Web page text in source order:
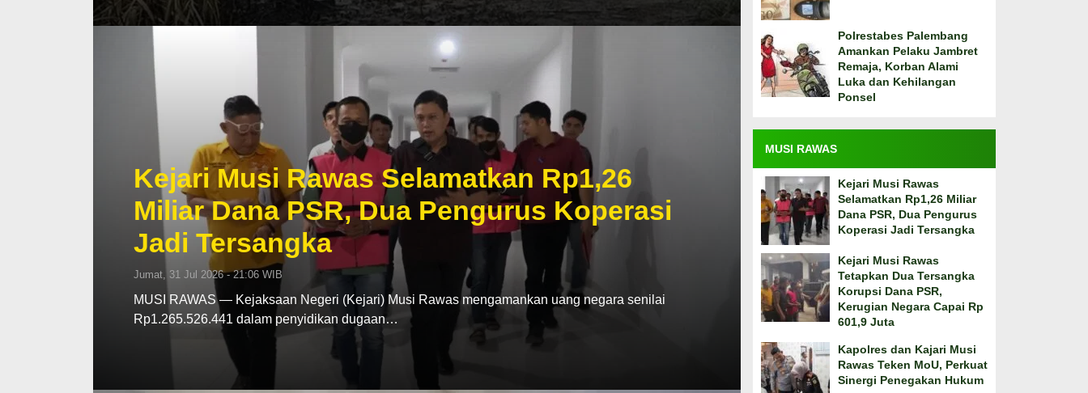
Kejari Musi Rawas Selamatkan Rp1,26
Miliar Dana PSR, Dua Pengurus Koperasi
Jadi Tersangka
Jumat, 31 Jul 2026 - 21:06 WIB
MUSI RAWAS — Kejaksaan Negeri (Kejari) Musi Rawas mengamankan uang negara senilai
Rp1.265.526.441 dalam penyidikan dugaan…
Polrestabes Palembang
Amankan Pelaku Jambret
Remaja, Korban Alami
Luka dan Kehilangan
Ponsel
MUSI RAWAS
Kejari Musi Rawas
Selamatkan Rp1,26 Miliar
Dana PSR, Dua Pengurus
Koperasi Jadi Tersangka
Kejari Musi Rawas
Tetapkan Dua Tersangka
Korupsi Dana PSR,
Kerugian Negara Capai Rp
601,9 Juta
Kapolres dan Kajari Musi
Rawas Teken MoU, Perkuat
Sinergi Penegakan Hukum